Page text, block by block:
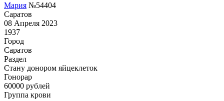
Мария №54404
Саратов
08 Апреля 2023
1937
Город
Саратов
Раздел
Стану донором яйцеклеток
Гонoрар
60000 рублей
Группа крови